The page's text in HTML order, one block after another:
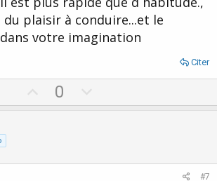
du plaisir à conduire...et le
votre imagination
Citer
p
t
0
o
v
#7